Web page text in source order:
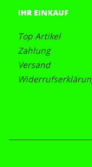
IHR EINKAUF
Top Artikel
Zahlung
Versand